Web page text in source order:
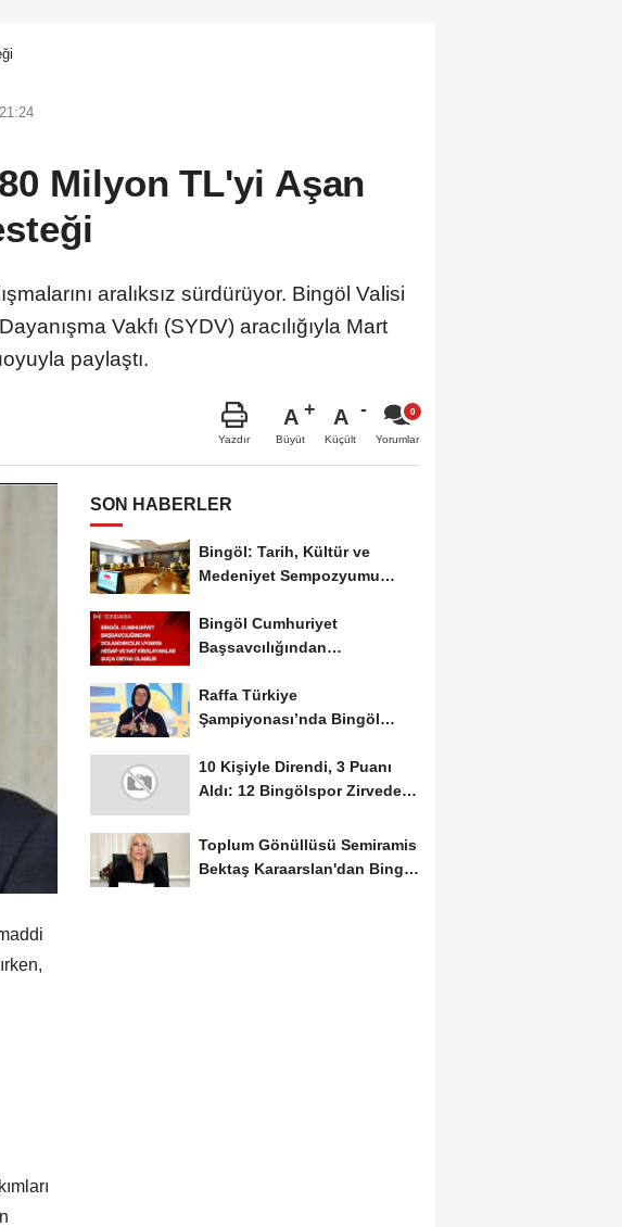
Milyon TL'yi Aşan
aralıksız sürdürüyor. Bingöl Valisi
Vakfı (SYDV) aracılığıyla Mart
paylaştı.
Yazdır
A
Büyüt
A
Küçült Yorumlar
SON HABERLER
Bingöl: Tarih, Kültür ve
Medeniyet Sempozyumu
Bingöl Cumhuriyet
Başsavcılığından
Raffa Türkiye
Şampiyonası’nda Bingöl
10 Kişiyle Direndi, 3 Puanı
Aldı: 12 Bingölspor Zirvedeki
Toplum Gönüllüsü Semiramis
Bektaş Karaarslan'dan Bingöl